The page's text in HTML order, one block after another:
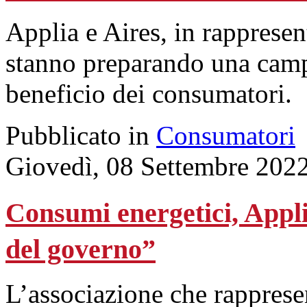
Applia e Aires, in
stanno preparando una
beneficio dei consumatori.
Pubblicato in Consumatori
Giovedì, 08 Settembre
Consumi energetici,
del governo”
L’associazione che